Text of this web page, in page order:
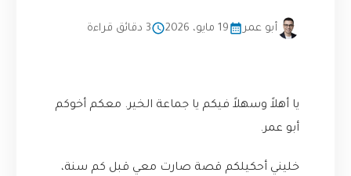
أبو عمر 19 مايو، 2026 3 دقائق قراءة
يا أهلاً وسهلاً فيكم يا جماعة الخير. معكم أخوكم
أبو عمر.
خليني أحكيلكم قصة صارت معي قبل كم سنة،